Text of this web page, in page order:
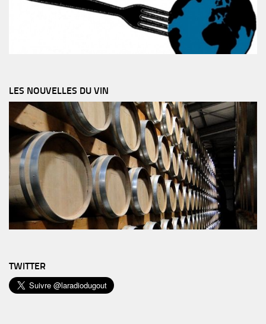
LES NOUVELLES DU VIN
TWITTER